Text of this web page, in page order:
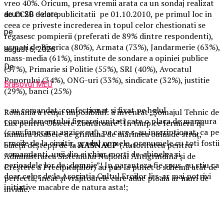
vreo 40%. Oricum, presa vremii arata ca un sondaj realizat
de CCSB – dat publicitatii pe 01.10.2010, pe primul loc in
ceea ce priveste increderea in topul celor chestionati se
regasesc pompierii (preferati de 89% dintre respondenti),
urmati de Biserica (80%), Armata (73%), Jandarmerie (63%),
mass-media (61%), institute de sondare a opiniei publice
(57%), Primarie si Politie (55%), SRI (40%), Avocatul
Poporului (34%), ONG-uri (33%), sindicate (32%), justitie
(29%), banci (25%)
– au comandat, confectionat si fixat pe holul
comandamentului fiecarei unitati cate o placa de marmura
(cam funerara, as zice eu!), pe care s-au inscriptionat, ca pe
crucile de la cimitir, gradul numele, prenumele cu toti fostii
comandanti, unii din ei chiar morti de-abinelea si
perioadele lor de „domnie”! In paranteza fie spus, eu stiu ca
doar celor de la Asociatia Cultul Eroilor li s-ar mai potrivi
initiative macabre de natura asta!;
acum 20 de ore
pe
august 6, 2026
De
Brașovul MEU
România a reușit imposibilul: a inventat „Șomajul Tehnic de
Lux pentru Obiecte Zburătoare”. În timp ce fermierii își
numără boabele de grindină de mărimea oului de struț,
băieții deștepți de laAASNACP(Autoritatea pentru
Administrarea Sistemului Național Antigrindină și de
Creștere a Precipitațiilor) au pus la punct o schemă atât de
perfectă, încât și vrăjitoarele care aduc ploaia ar muri de
invidie.